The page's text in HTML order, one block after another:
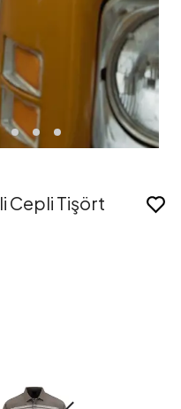
Cepli Tişört